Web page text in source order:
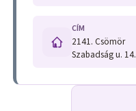
CÍM
2141. Csömör
Szabadság u. 14.